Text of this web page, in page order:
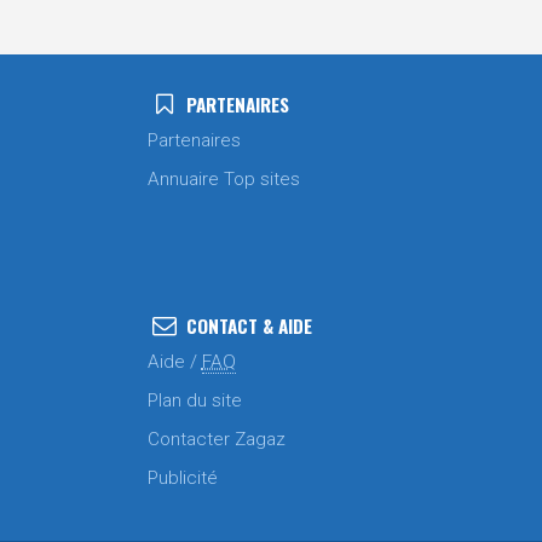
PARTENAIRES
Partenaires
Annuaire Top sites
CONTACT & AIDE
Aide / FAQ
Plan du site
Contacter Zagaz
Publicité